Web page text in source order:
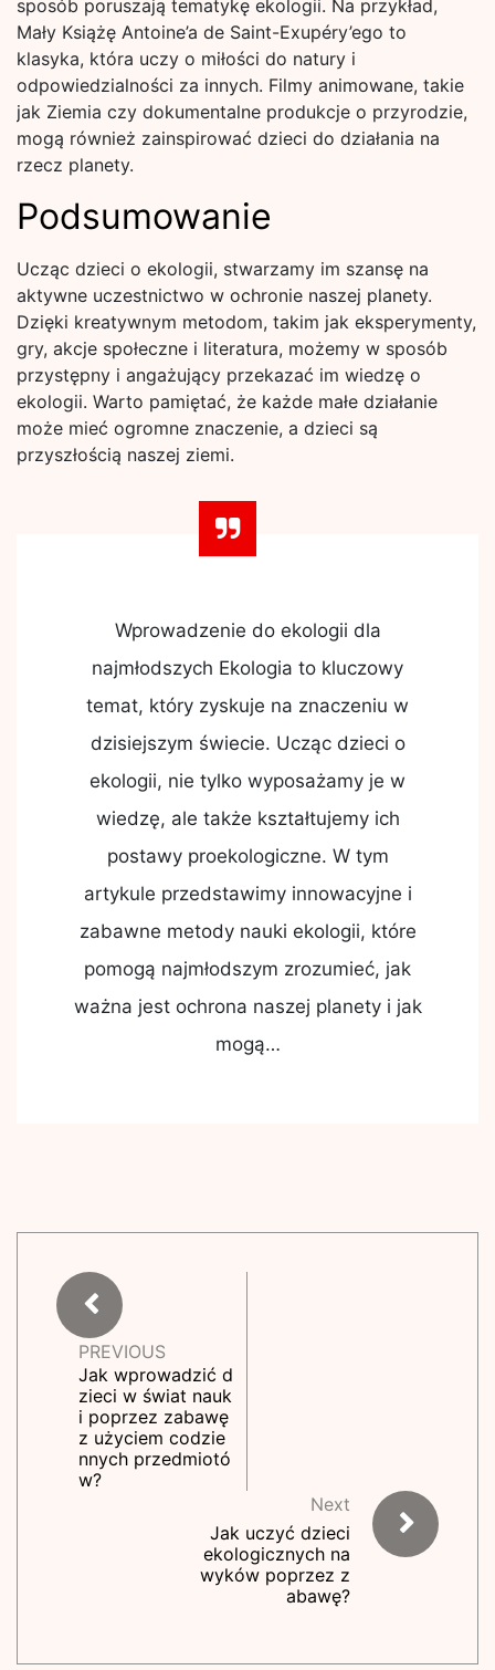
sposób poruszają tematykę ekologii. Na przykład,
Mały Książę Antoine’a de Saint-Exupéry’ego to
klasyka, która uczy o miłości do natury i
odpowiedzialności za innych. Filmy animowane, takie
jak Ziemia czy dokumentalne produkcje o przyrodzie,
mogą również zainspirować dzieci do działania na
rzecz planety.
Podsumowanie
Ucząc dzieci o ekologii, stwarzamy im szansę na
aktywne uczestnictwo w ochronie naszej planety.
Dzięki kreatywnym metodom, takim jak eksperymenty,
gry, akcje społeczne i literatura, możemy w sposób
przystępny i angażujący przekazać im wiedzę o
ekologii. Warto pamiętać, że każde małe działanie
może mieć ogromne znaczenie, a dzieci są
przyszłością naszej ziemi.
Wprowadzenie do ekologii dla
najmłodszych Ekologia to kluczowy
temat, który zyskuje na znaczeniu w
dzisiejszym świecie. Ucząc dzieci o
ekologii, nie tylko wyposażamy je w
wiedzę, ale także kształtujemy ich
postawy proekologiczne. W tym
artykule przedstawimy innowacyjne i
zabawne metody nauki ekologii, które
pomogą najmłodszym zrozumieć, jak
ważna jest ochrona naszej planety i jak
mogą…
PREVIOUS
Jak wprowadzić d
zieci w świat nauk
i poprzez zabawę
z użyciem codzie
nnych przedmiotó
w?
Next
Jak uczyć dzieci
ekologicznych na
wyków poprzez z
abawę?